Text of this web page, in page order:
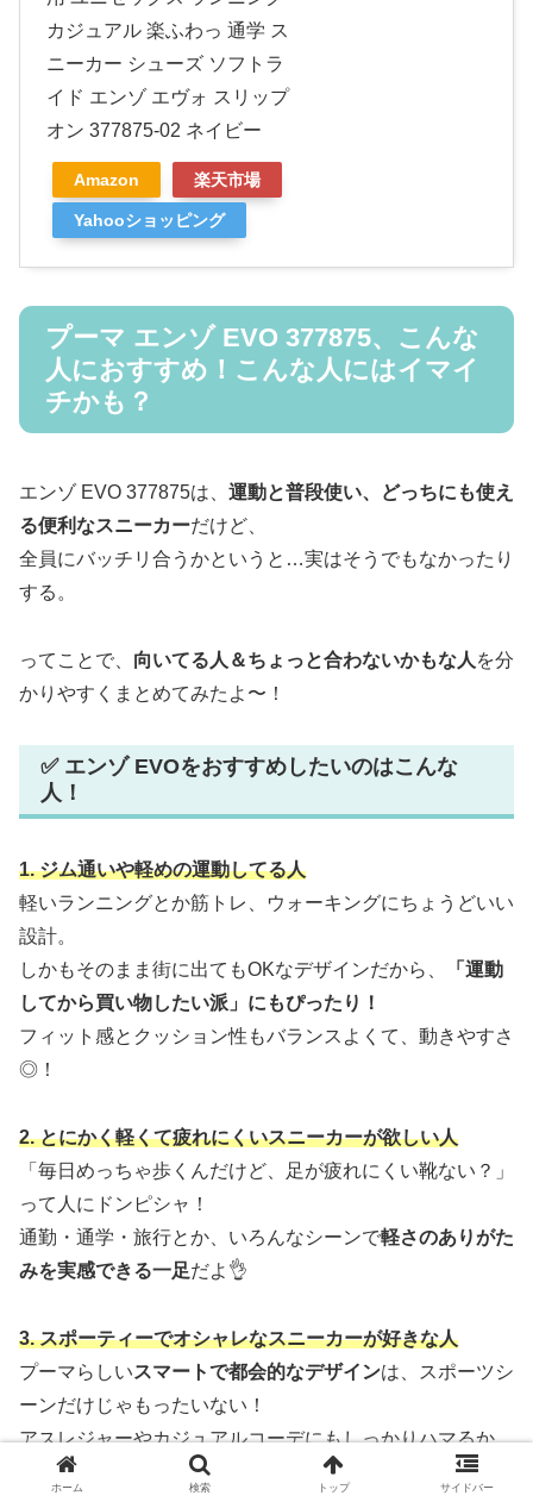
カジュアル 楽ふわっ 通学 ス
ニーカー シューズ ソフトラ
イド エンゾ エヴォ スリップ
オン 377875-02 ネイビー
Amazon 楽天市場
Yahooショッピング
プーマ エンゾ EVO 377875、こんな
人におすすめ！こんな人にはイマイ
チかも？
エンゾ EVO 377875は、 運動と普段使い、どっちにも使え
る便利なスニーカーだけど、
全員にバッチリ合うかというと…実はそうでもなかったり
する。
ってことで、 向いてる人＆ちょっと合わないかもな人 を分
かりやすくまとめてみたよ〜！
✅ エンゾ EVOをおすすめしたいのはこんな
人！
1. ジム通いや軽めの運動してる人
軽いランニングとか筋トレ、ウォーキングにちょうどいい
設計。
しかもそのまま街に出てもOKなデザインだから、
「運動
してから買い物したい派」にもぴったり！
フィット感とクッション性もバランスよくて、動きやすさ
◎！
2. とにかく軽くて疲れにくいスニーカーが欲しい人
「毎日めっちゃ歩くんだけど、足が疲れにくい靴ない？」
って人にドンピシャ！
通勤・通学・旅行とか、いろんなシーンで軽さのありがた
みを実感できる一足だよ👌
3. スポーティーでオシャレなスニーカーが好きな人
プーマらしいスマートで都会的なデザインは、スポーツシ
ーンだけじゃもったいない！
アスレジャーやカジュアルコーデにもしっかりハマるか
ら、
ホーム 検索 トップ サイドバー